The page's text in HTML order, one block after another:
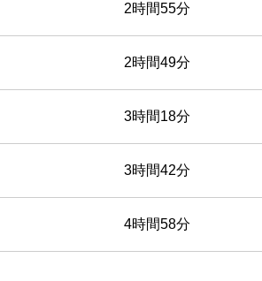
2時間55分
2時間49分
3時間18分
3時間42分
4時間58分